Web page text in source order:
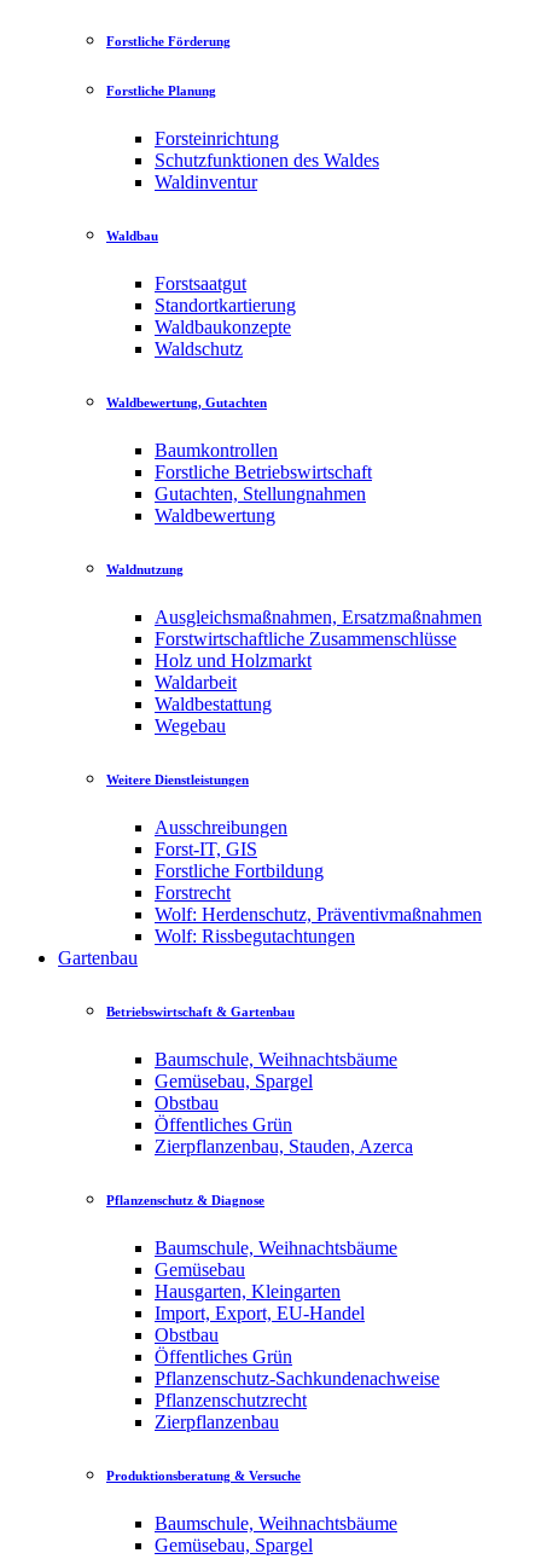
Forstliche Förderung
Forstliche Planung
Forsteinrichtung
Schutzfunktionen des Waldes
Waldinventur
Waldbau
Forstsaatgut
Standortkartierung
Waldbaukonzepte
Waldschutz
Waldbewertung, Gutachten
Baumkontrollen
Forstliche Betriebswirtschaft
Gutachten, Stellungnahmen
Waldbewertung
Waldnutzung
Ausgleichsmaßnahmen, Ersatzmaßnahmen
Forstwirtschaftliche Zusammenschlüsse
Holz und Holzmarkt
Waldarbeit
Waldbestattung
Wegebau
Weitere Dienstleistungen
Ausschreibungen
Forst-IT, GIS
Forstliche Fortbildung
Forstrecht
Wolf: Herdenschutz, Präventivmaßnahmen
Wolf: Rissbegutachtungen
Gartenbau
Betriebswirtschaft & Gartenbau
Baumschule, Weihnachtsbäume
Gemüsebau, Spargel
Obstbau
Öffentliches Grün
Zierpflanzenbau, Stauden, Azerca
Pflanzenschutz & Diagnose
Baumschule, Weihnachtsbäume
Gemüsebau
Hausgarten, Kleingarten
Import, Export, EU-Handel
Obstbau
Öffentliches Grün
Pflanzenschutz-Sachkundenachweise
Pflanzenschutzrecht
Zierpflanzenbau
Produktionsberatung & Versuche
Baumschule, Weihnachtsbäume
Gemüsebau, Spargel